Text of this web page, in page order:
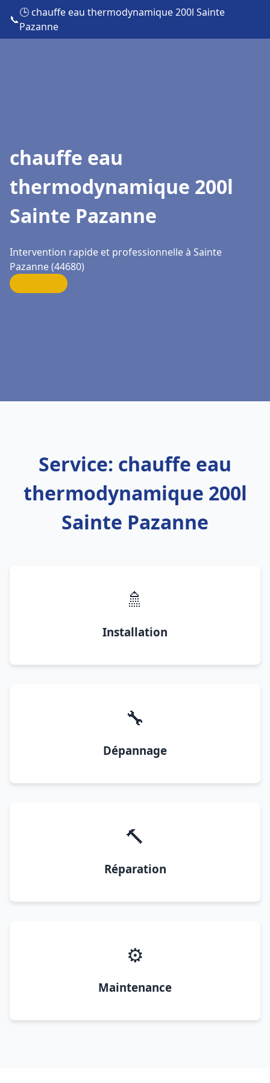
📞
🕒 chauffe eau thermodynamique 200l Sainte
Pazanne
chauffe eau
thermodynamique 200l
Sainte Pazanne
Intervention rapide et professionnelle à Sainte
Pazanne (44680)
Service: chauffe eau
thermodynamique 200l
Sainte Pazanne
🚿
Installation
🔧
Dépannage
🔨
Réparation
⚙️
Maintenance